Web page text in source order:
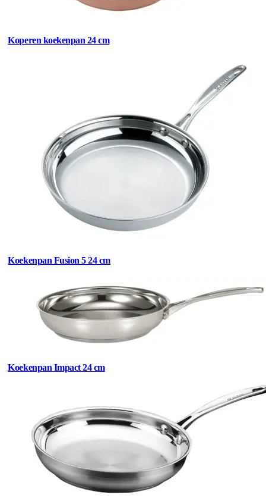
Koperen koekenpan 24 cm
Koekenpan Fusion 5 24 cm
Koekenpan Impact 24 cm